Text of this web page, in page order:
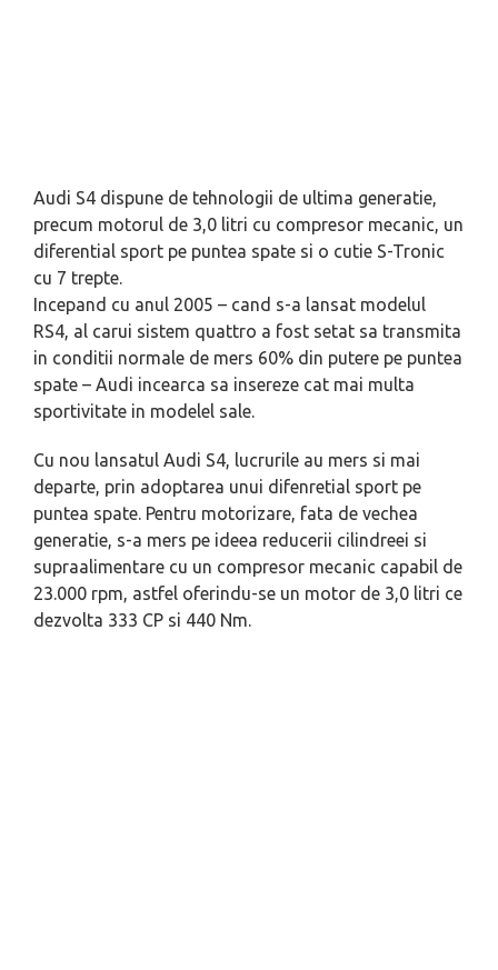
Audi S4 dispune de tehnologii de ultima generatie,
precum motorul de 3,0 litri cu compresor mecanic, un
diferential sport pe puntea spate si o cutie S-Tronic
cu 7 trepte.
Incepand cu anul 2005 – cand s-a lansat modelul
RS4, al carui sistem quattro a fost setat sa transmita
in conditii normale de mers 60% din putere pe puntea
spate – Audi incearca sa insereze cat mai multa
sportivitate in modelel sale.
Cu nou lansatul Audi S4, lucrurile au mers si mai
departe, prin adoptarea unui difenretial sport pe
puntea spate. Pentru motorizare, fata de vechea
generatie, s-a mers pe ideea reducerii cilindreei si
supraalimentare cu un compresor mecanic capabil de
23.000 rpm, astfel oferindu-se un motor de 3,0 litri ce
dezvolta 333 CP si 440 Nm.